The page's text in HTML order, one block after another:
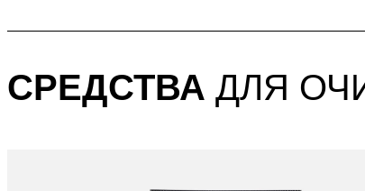
СРЕДСТВА ДЛЯ